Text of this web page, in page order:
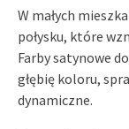
W małych
połysku, które
Farby satynowe
głębię koloru,
dynamiczne.